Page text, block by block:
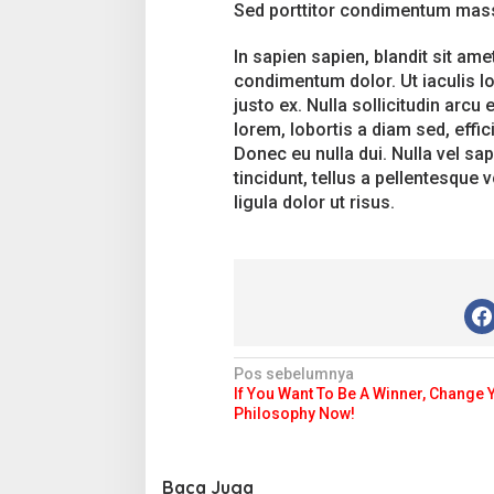
Sed porttitor condimentum
In sapien sapien, blandit sit
condimentum dolor. Ut iaculis
justo ex. Nulla sollicitudin arcu
lorem, lobortis a diam sed,
Donec eu nulla dui. Nulla vel
tincidunt, tellus a pellentesque
ligula dolor ut risus.
N
a
Pos sebelumnya
If You Want To Be A Winner, Change
Philosophy Now!
Baca Juga